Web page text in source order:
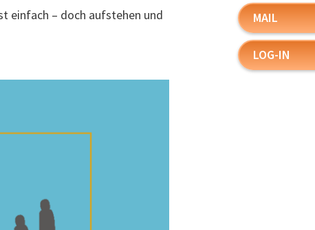
einfach – doch aufstehen und
MAIL
LOG-IN